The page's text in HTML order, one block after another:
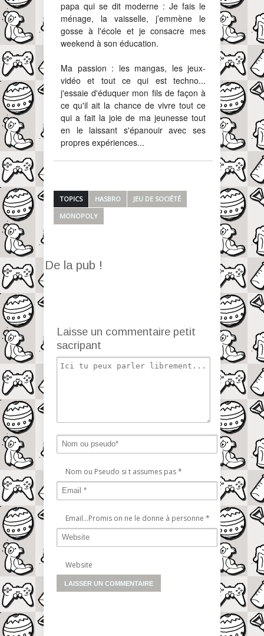
papa qui se dit moderne : Je fais le
ménage, la vaisselle, j’emmène le
gosse à l'école et je consacre mes
weekend à son éducation.
Ma passion : les mangas, les jeux-
vidéo et tout ce qui est techno...
j'essaie d'éduquer mon fils de façon à
ce qu'il ait la chance de vivre tout ce
qui a fait la joie de ma jeunesse tout
en le laissant s'épanouir avec ses
propres expériences...
TOPICS HASBRO
JEU DE SOCIÉTÉ
MONOPOLY
De la pub !
Laisse un commentaire petit
sacripant
Nom ou Pseudo si t assumes pas*
Email...Promis on ne le donne à personne *
Website